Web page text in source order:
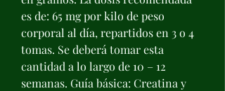
es de: 65 mg por kilo de peso
corporal al día, repartidos en 3 o 4
tomas. Se deberá tomar esta
cantidad a lo largo de 10 – 12
semanas. Guía básica: Creatina y